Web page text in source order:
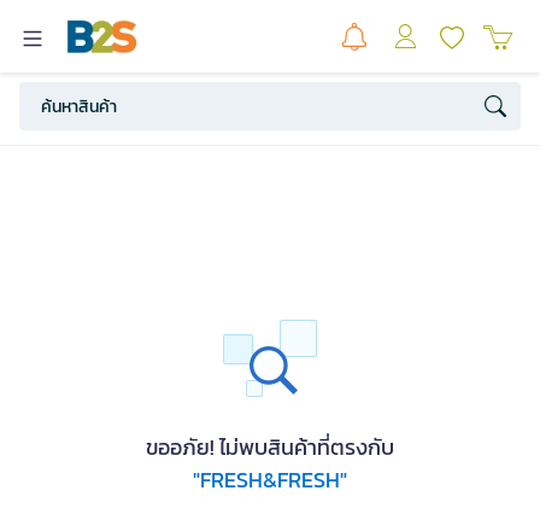
ขออภัย! ไม่พบสินค้าที่ตรงกับ
"FRESH&FRESH"